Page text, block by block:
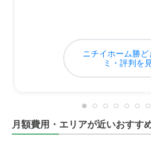
車でも公共交通機関でもアクセス
にスーパーもあるので買い物も
料金費用について
とりあえずは仕方がないと諦め
ニチイホーム勝ど
ミ・評判を
月額費用・エリアが近いおすす